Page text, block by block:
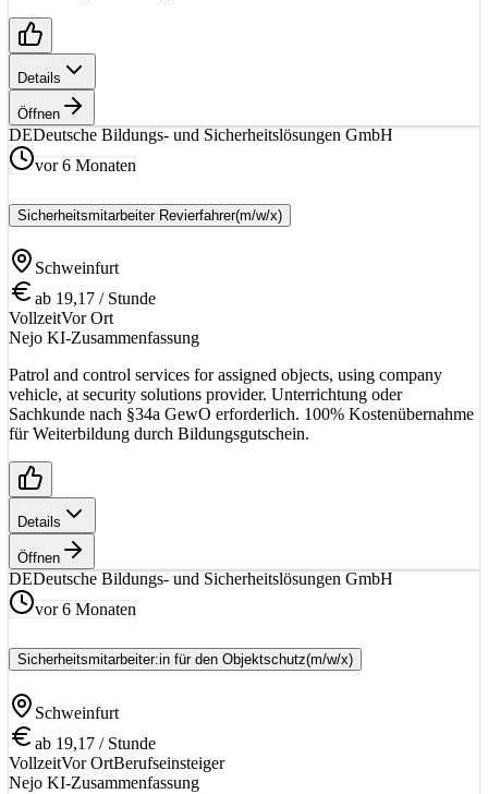
Details
Öffnen
DEDeutsche Bildungs- und Sicherheitslösungen GmbH
vor 6 Monaten
Sicherheitsmitarbeiter Revierfahrer(m/w/x)
Schweinfurt
ab 19,17 / Stunde
VollzeitVor Ort
Nejo KI-Zusammenfassung
Patrol and control services for assigned objects, using company
vehicle, at security solutions provider. Unterrichtung oder
Sachkunde nach §34a GewO erforderlich. 100% Kostenübernahme
für Weiterbildung durch Bildungsgutschein.
Details
Öffnen
DEDeutsche Bildungs- und Sicherheitslösungen GmbH
vor 6 Monaten
Sicherheitsmitarbeiter:in für den Objektschutz(m/w/x)
Schweinfurt
ab 19,17 / Stunde
VollzeitVor OrtBerufseinsteiger
Nejo KI-Zusammenfassung